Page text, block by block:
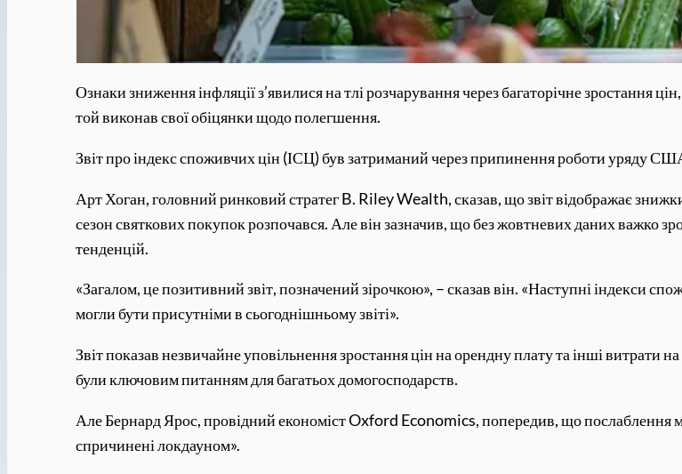
Ознаки зниження інфляції з’явилися на тлі розчарування через багаторічне
той виконав свої обіцянки щодо полегшення.
Звіт про індекс споживчих цін (ІСЦ) був затриманий через припинення роботи уряду
Арт Хоган, головний ринковий стратег B. Riley Wealth, сказав, що звіт відображає
сезон святкових покупок розпочався. Але він зазначив, що без жовтневих даних важко
тенденцій.
«Загалом, це позитивний звіт, позначений зірочкою», – сказав він. «Наступні індекси
могли бути присутніми в сьогоднішньому звіті».
Звіт показав незвичайне уповільнення зростання цін на орендну плату та інші витрати
були ключовим питанням для багатьох домогосподарств.
Але Бернард Ярос, провідний економіст Oxford Economics, попередив, що послаблення
спричинені локдауном».